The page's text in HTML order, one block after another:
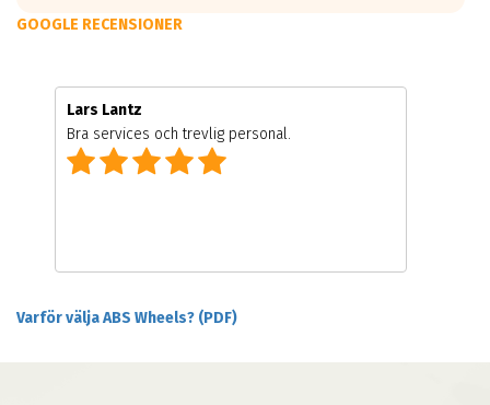
GOOGLE RECENSIONER
Lars Lantz
Bra services och trevlig personal.
Varför välja ABS Wheels? (PDF)